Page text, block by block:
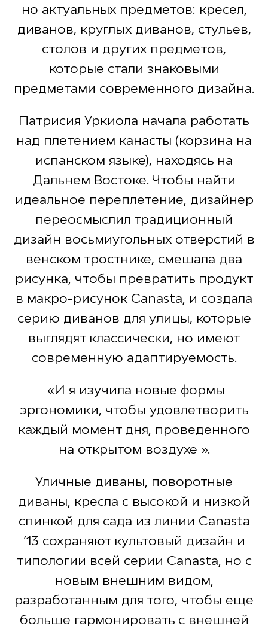
но актуальных предметов: кресел,
диванов, круглых диванов, стульев,
столов и других предметов,
которые стали знаковыми
предметами современного дизайна.
Патрисия Уркиола начала работать
над плетением канасты (корзина на
испанском языке), находясь на
Дальнем Востоке. Чтобы найти
идеальное переплетение, дизайнер
переосмыслил традиционный
дизайн восьмиугольных отверстий в
венском тростнике, смешала два
рисунка, чтобы превратить продукт
в макро-рисунок Canasta, и создала
серию диванов для улицы, которые
выглядят классически, но имеют
современную адаптируемость.
«И я изучила новые формы
эргономики, чтобы удовлетворить
каждый момент дня, проведенного
на открытом воздухе ».
Уличные диваны, поворотные
диваны, кресла с высокой и низкой
спинкой для сада из линии Canasta
’13 сохраняют культовый дизайн и
типологии всей серии Canasta, но с
новым внешним видом,
разработанным для того, чтобы еще
больше гармонировать с внешней